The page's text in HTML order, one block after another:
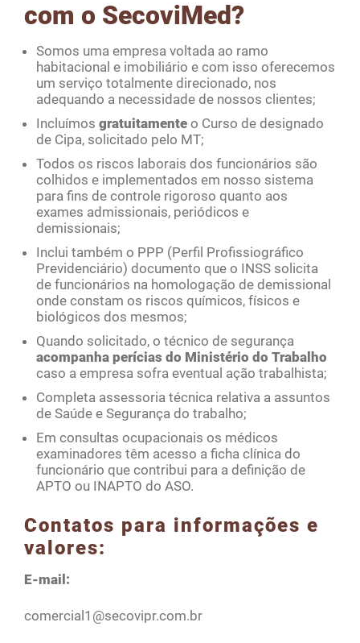
com o SecoviMed?
Somos uma empresa voltada ao ramo
habitacional e imobiliário e com isso oferecemos
um serviço totalmente direcionado, nos
adequando a necessidade de nossos clientes;
Incluímos gratuitamente o Curso de designado
de Cipa, solicitado pelo MT;
Todos os riscos laborais dos funcionários são
colhidos e implementados em nosso sistema
para fins de controle rigoroso quanto aos
exames admissionais, periódicos e
demissionais;
Inclui também o PPP (Perfil Profissiográfico
Previdenciário) documento que o INSS solicita
de funcionários na homologação de demissional
onde constam os riscos químicos, físicos e
biológicos dos mesmos;
Quando solicitado, o técnico de segurança
acompanha perícias do Ministério do Trabalho
caso a empresa sofra eventual ação trabalhista;
Completa assessoria técnica relativa a assuntos
de Saúde e Segurança do trabalho;
Em consultas ocupacionais os médicos
examinadores têm acesso a ficha clínica do
funcionário que contribui para a definição de
APTO ou INAPTO do ASO.
Contatos para informações e
valores:
E-mail:
comercial1@secovipr.com.br